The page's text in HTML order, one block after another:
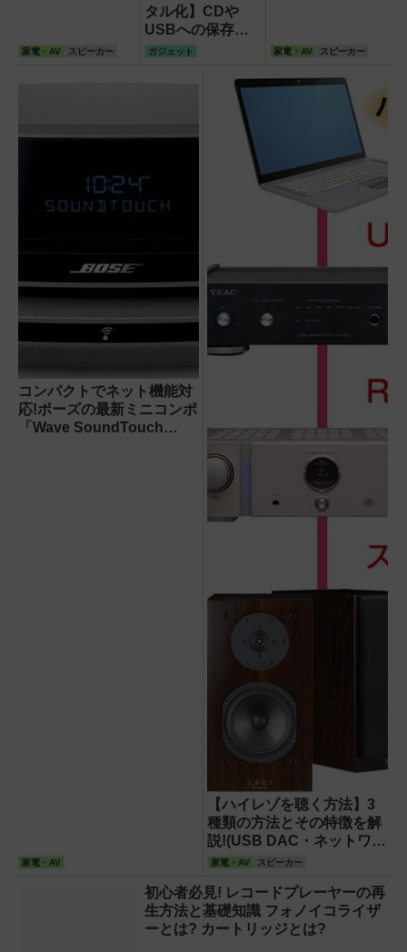
家電・AV スピーカー
タル化】CDや
USBへの保存方
法 ダイレクト録
ガジェット 家電・AV スピーカー
コンパクトでネット機能対
応!ボーズの最新ミニコンポ
「Wave SoundTouch
家電・AV
【ハイレゾを聴く方法】3
種類の方法とその特徴を解
説!(USB DAC・ネットワー
クプレーヤー・スマホ
家電・AV スピーカー
初心者必見! レコードプレーヤーの再
生方法と基礎知識 フォノイコライザ
ーとは? カートリッジとは?